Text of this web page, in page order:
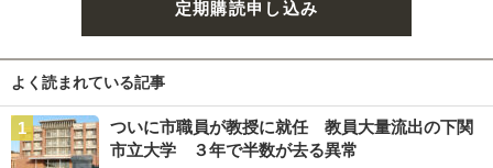
定期購読申し込み
よく読まれている記事
ついに市職員が教授に就任 教員大量流出の下関
市立大学 ３年で半数が去る異常